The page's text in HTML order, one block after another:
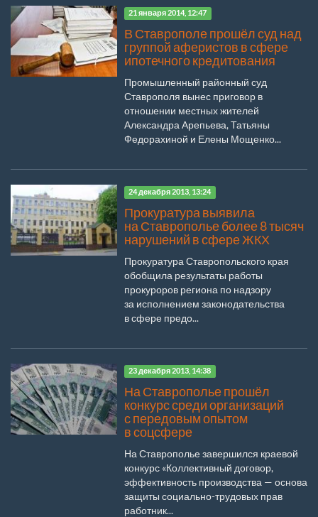
21 января 2014, 12:47
В Ставрополе прошёл суд над
группой аферистов в сфере
ипотечного кредитования
Промышленный районный суд
Ставрополя вынес приговор в
отношении местных жителей
Александра Арепьева, Татьяны
Федорахиной и Елены Мощенко...
24 декабря 2013, 13:24
Прокуратура выявила
на Ставрополье более 8 тысяч
нарушений в сфере ЖКХ
Прокуратура Ставропольского края
обобщила результаты работы
прокуроров региона по надзору
за исполнением законодательства
в сфере предо...
23 декабря 2013, 14:38
На Ставрополье прошёл
конкурс среди организаций
с передовым опытом
в соцсфере
На Ставрополье завершился краевой
конкурс «Коллективный договор,
эффективность производства — основа
защиты социально-трудовых прав
работник...